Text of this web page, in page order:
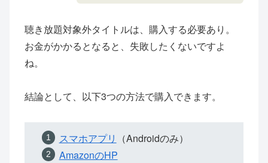
聴き放題対象外タイトルは、購入する必要あり。
お金がかかるとなると、失敗したくないですよ
ね。
結論として、以下3つの方法で購入できます。
スマホアプリ
（Androidのみ）
AmazonのHP